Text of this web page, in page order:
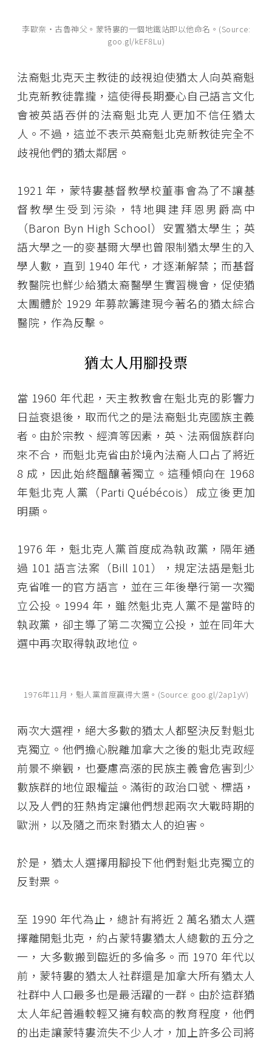
李歐奈・古魯神父。蒙特婁的一個地鐵站即以他命名。(Source:
goo.gl/kEF8Lu)
法裔魁北克天主教徒的歧視迫使猶太人向英裔魁
北克新教徒靠攏，這使得長期憂心自己語言文化
會被英語吞併的法裔魁北克人更加不信任猶太
人。不過，這並不表示英裔魁北克新教徒完全不
歧視他們的猶太鄰居。
1921 年，蒙特婁基督教學校董事會為了不讓基
督教學生受到污染，特地興建拜恩男爵高中
（Baron Byn High School）安置猶太學生；英
語大學之一的麥基爾大學也曾限制猶太學生的入
學人數，直到 1940 年代，才逐漸解禁；而基督
教醫院也鮮少給猶太裔醫學生實習機會，促使猶
太團體於 1929 年募款籌建現今著名的猶太綜合
醫院，作為反擊。
猶太人用腳投票
當 1960 年代起，天主教教會在魁北克的影響力
日益衰退後，取而代之的是法裔魁北克國族主義
者。由於宗教、經濟等因素，英、法兩個族群向
來不合，而魁北克省由於境內法裔人口占了將近
8 成，因此始終醞釀著獨立。這種傾向在 1968
年魁北克人黨（Parti Québécois）成立後更加
明顯。
1976 年，魁北克人黨首度成為執政黨，隔年通
過 101 語言法案（Bill 101），規定法語是魁北
克省唯一的官方語言，並在三年後舉行第一次獨
立公投。1994 年，雖然魁北克人黨不是當時的
執政黨，卻主導了第二次獨立公投，並在同年大
選中再次取得執政地位。
1976年11月，魁人黨首度贏得大選。(Source: goo.gl/2ap1yV)
兩次大選裡，絕大多數的猶太人都堅決反對魁北
克獨立。他們擔心脫離加拿大之後的魁北克政經
前景不樂觀，也憂慮高漲的民族主義會危害到少
數族群的地位跟權益。滿街的政治口號、標語，
以及人們的狂熱肯定讓他們想起兩次大戰時期的
歐洲，以及隨之而來對猶太人的迫害。
於是，猶太人選擇用腳投下他們對魁北克獨立的
反對票。
至 1990 年代為止，總計有將近 2 萬名猶太人選
擇離開魁北克，約占蒙特婁猶太人總數的五分之
一，大多數搬到臨近的多倫多。而 1970 年代以
前，蒙特婁的猶太人社群還是加拿大所有猶太人
社群中人口最多也是最活躍的一群。由於這群猶
太人年紀普遍較輕又擁有較高的教育程度，他們
的出走讓蒙特婁流失不少人才，加上許多公司將